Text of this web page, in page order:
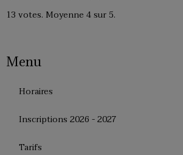
13 votes. Moyenne 4sur 5.
Menu
Horaires
Inscriptions 2026 - 2027
Tarifs